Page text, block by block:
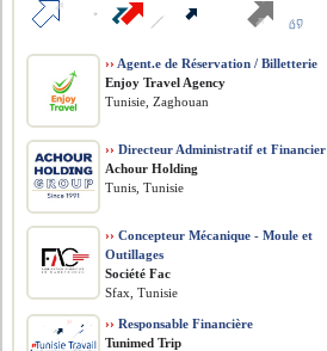
›› Agent.e de Réservation / Billetterie
Enjoy Travel Agency
Tunisie, Zaghouan
›› Directeur Administratif et Financier
Achour Holding
Tunis, Tunisie
›› Concepteur Mécanique - Moule et
Outillages
Société Fac
Sfax, Tunisie
›› Responsable Financière
Tunimed Trip